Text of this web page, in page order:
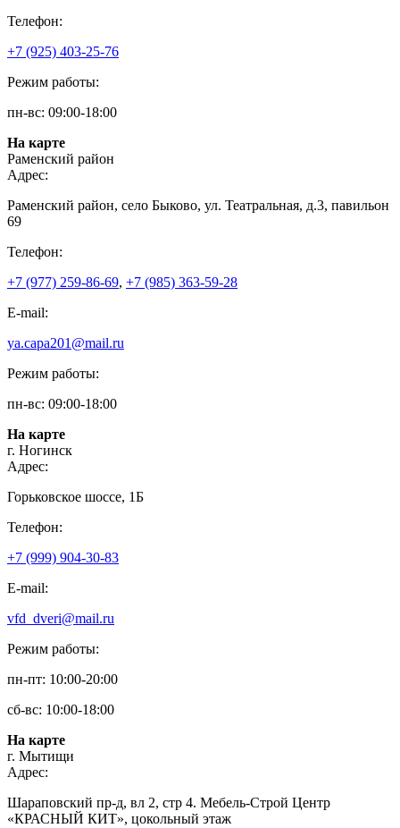
Телефон:
+7 (925) 403-25-76
Режим работы:
пн-вс: 09:00-18:00
На карте
Раменский район
Адрес:
Раменский район, село Быково, ул. Театральная, д.3, павильон
69
Телефон:
+7 (977) 259-86-69, +7 (985) 363-59-28
E-mail:
ya.capa201@mail.ru
Режим работы:
пн-вс: 09:00-18:00
На карте
г. Ногинск
Адрес:
Горьковское шоссе, 1Б
Телефон:
+7 (999) 904-30-83
E-mail:
vfd_dveri@mail.ru
Режим работы:
пн-пт: 10:00-20:00
сб-вс: 10:00-18:00
На карте
г. Мытищи
Адрес:
Шараповский пр-д, вл 2, стр 4. Мебель-Строй Центр
«КРАСНЫЙ КИТ», цокольный этаж